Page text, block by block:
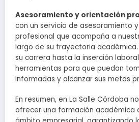
Asesoramiento y orientación
con un servicio de asesoramiento
profesional que acompaña a
largo de su trayectoria
su carrera hasta la inserción
herramientas para que puedan
informadas y alcanzar sus metas
En resumen, en La Salle Córdoba
ofrecer una formación académica